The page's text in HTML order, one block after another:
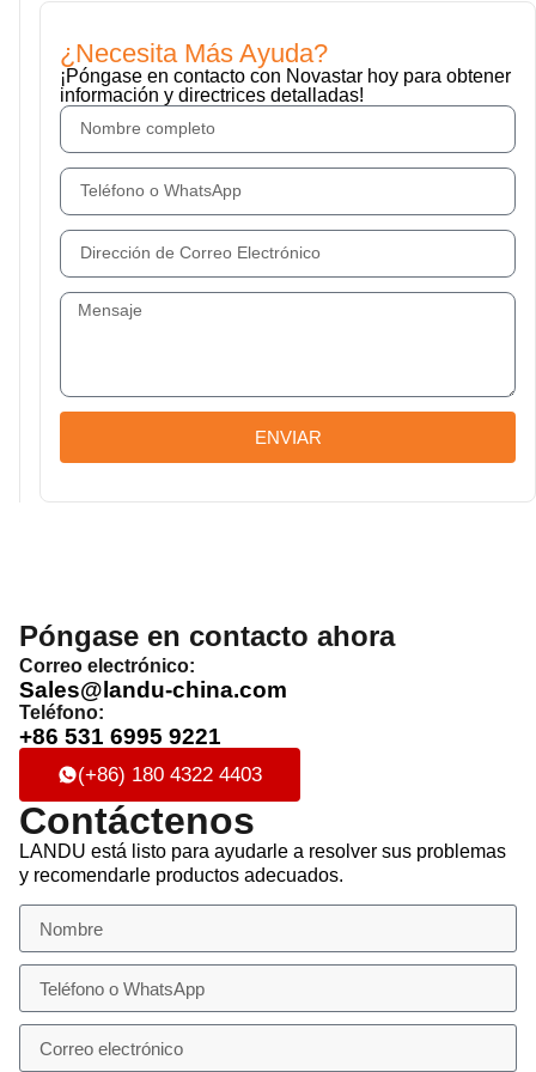
¿Necesita Más Ayuda?
¡Póngase en contacto con Novastar hoy para obtener
información y directrices detalladas!
ENVIAR
Póngase en contacto ahora
Correo electrónico:
Sales@landu-china.com
Teléfono:
+86 531 6995 9221
(+86) 180 4322 4403
Contáctenos
LANDU está listo para ayudarle a resolver sus problemas
y recomendarle productos adecuados.